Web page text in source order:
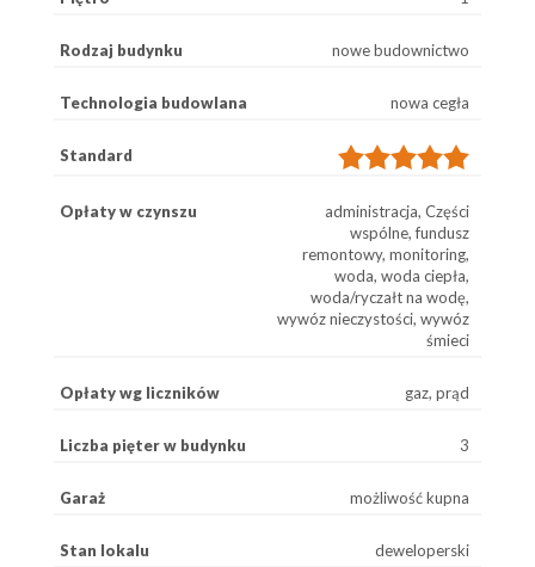
Rodzaj budynku nowe budownictwo
Technologia budowlana nowa cegła
Standard
Opłaty w czynszu
administracja, Części
wspólne, fundusz
remontowy, monitoring,
woda, woda ciepła,
woda/ryczałt na wodę,
wywóz nieczystości, wywóz
śmieci
Opłaty wg liczników gaz, prąd
Liczba pięter w budynku 3
Garaż możliwość kupna
Stan lokalu deweloperski